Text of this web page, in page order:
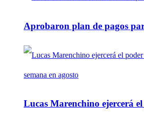
Aprobaron plan de pagos
Lucas Marenchino ejercerá